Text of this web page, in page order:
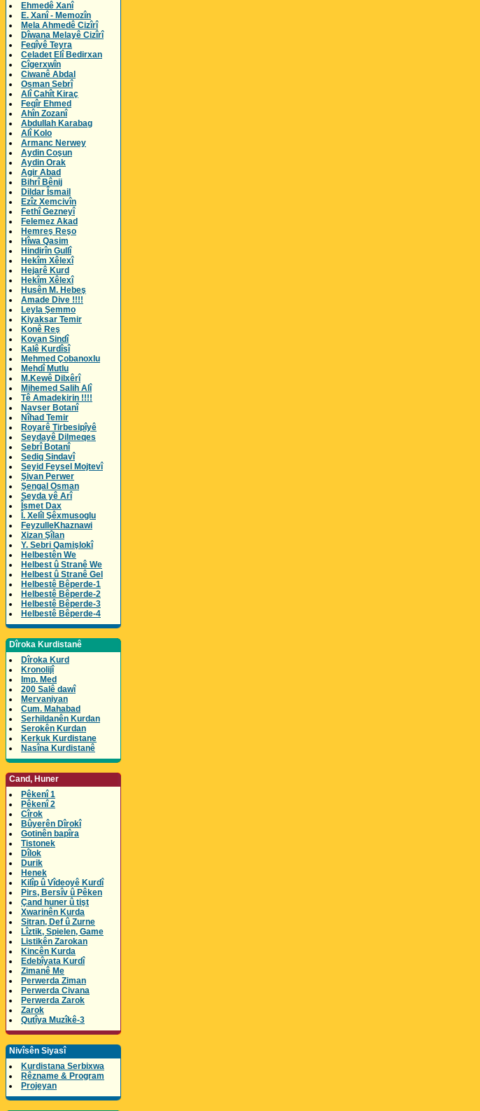
Ehmedê Xanî
E. Xanî - Memozîn
Mela Ahmedê Cizîrî
Dîwana Melayê Cizîrî
Feqîyê Teyra
Celadet Elî Bedirxan
Cîgerxwîn
Ciwanê Abdal
Osman Sebrî
Alî Cahît Kiraç
Feqîr Ehmed
Ahîn Zozanî
Abdullah Karabag
Alî Kolo
Armanc Nerwey
Aydin Coşun
Aydin Orak
Agir Abad
Bihrî Bênij
Dildar Îsmail
Ezîz Xemcivîn
Fethî Gezneyî
Felemez Akad
Hemreş Reşo
Hîwa Qasim
Hindirîn Gullî
Hekîm Xêlexî
Hejarê Kurd
Hekîm Xêlexî
Husên M. Hebeş
Amade Dive !!!!
Leyla Şemmo
Kiyaksar Temir
Konê Reş
Kovan Sindî
Kalê Kurdîsî
Mehmed Çobanoxlu
Mehdî Mutlu
M.Kewê Dilxêrî
Mihemed Salih Alî
Tê Amadekirin !!!!
Navser Botanî
Nîhad Temir
Royarê Tirbesipîyê
Seydayê Dilmeqes
Sebrî Botanî
Sediq Sindavî
Seyid Feysel Mojtevî
Şivan Perwer
Şengal Osman
Seyda yê Arî
Îsmet Dax
Î. Xelîl Şêxmusoglu
FeyzulleKhaznawi
Xizan Şîlan
Y. Sebri Qamişlokî
Helbestên We
Helbest û Stranê We
Helbest û Stranê Gel
Helbestê Bêperde-1
Helbestê Bêperde-2
Helbestê Bêperde-3
Helbestê Bêperde-4
Dîroka Kurdistanê
Dîroka Kurd
Kronolijî
Imp. Med
200 Salê dawî
Mervaniyan
Cum. Mahabad
Serhildanên Kurdan
Serokên Kurdan
Kerkuk Kurdistane
Nasîna Kurdistanê
Cand, Huner
Pêkenî 1
Pêkenî 2
Cîrok
Bûyerên Dîrokî
Gotinên bapîra
Tistonek
Dîlok
Durik
Henek
Kilîp û Vîdeoyê Kurdî
Pirs, Bersîv û Pêken
Çand huner û tişt
Xwarinên Kurda
Sitran, Def û Zurne
Lîztik, Spielen, Game
Listikên Zarokan
Kincên Kurda
Edebîyata Kurdî
Zimanê Me
Perwerda Ziman
Perwerda Civana
Perwerda Zarok
Zarok
Qutîya Muzîkê-3
Nivîsên Siyasî
Kurdistana Serbixwa
Rêzname & Program
Projeyan